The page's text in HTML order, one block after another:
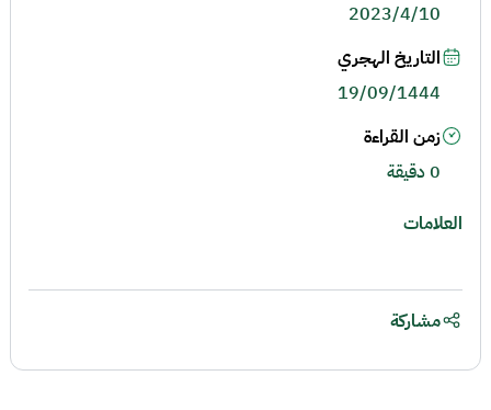
2023/4/10
التاريخ الهجري
19/09/1444
زمن القراءة
0 دقيقة
العلامات
مشاركة